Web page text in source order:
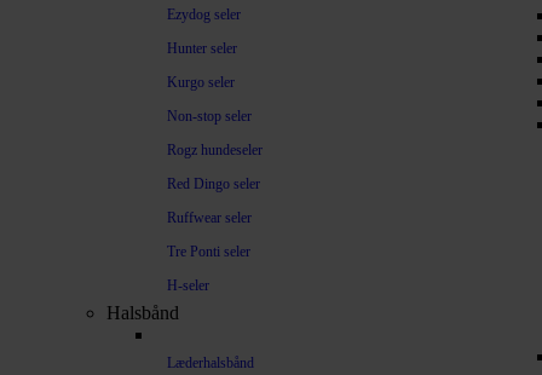
Ezydog seler
Hunter seler
Kurgo seler
Non-stop seler
Rogz hundeseler
Red Dingo seler
Ruffwear seler
Tre Ponti seler
H-seler
Halsbånd
Læderhalsbånd